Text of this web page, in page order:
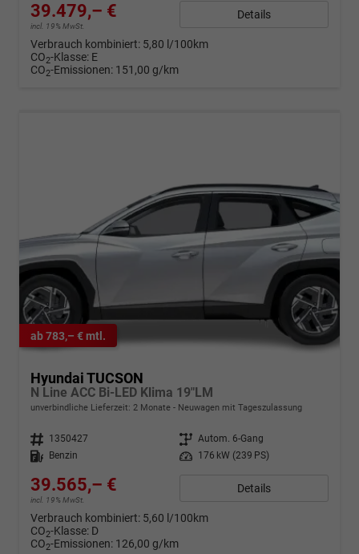
39.479,– €
incl. 19% MwSt.
Details
Verbrauch kombiniert: 5,80 l/100km
CO2-Klasse: E
CO2-Emissionen: 151,00 g/km
ab 783,– € mtl.
Hyundai TUCSON
N Line ACC Bi-LED Klima 19"LM
unverbindliche Lieferzeit: 2 Monate Neuwagen mit Tageszulassung
Fahrzeugnr. 1350427 Getriebe Autom. 6-Gang
Kraftstoff
Benzin Leistung 176 kW (239 PS)
39.565,– €
incl. 19% MwSt.
Details
Verbrauch kombiniert: 5,60 l/100km
CO2-Klasse: D
CO2-Emissionen: 126,00 g/km